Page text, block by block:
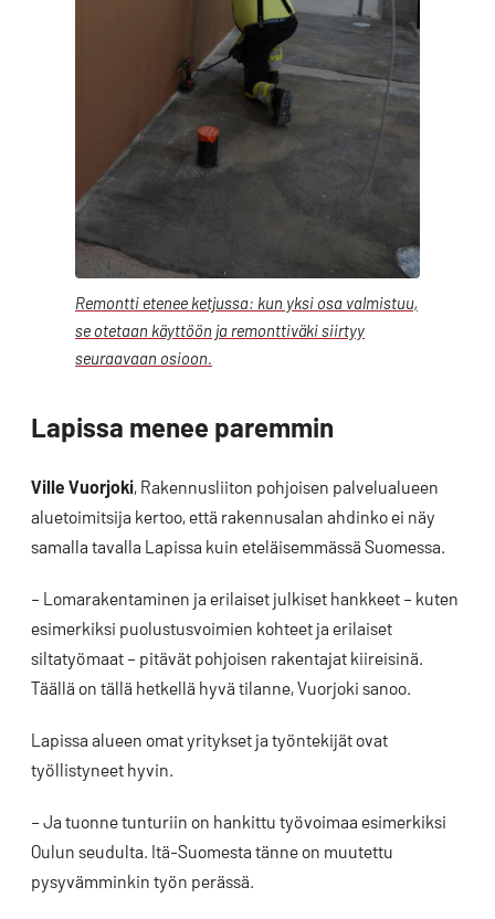
Remontti etenee ketjussa: kun yksi osa valmistuu,
se otetaan käyttöön ja remonttiväki siirtyy
seuraavaan osioon.
Lapissa menee paremmin
Ville Vuorjoki, Rakennusliiton pohjoisen palvelualueen
aluetoimitsija kertoo, että rakennusalan ahdinko ei näy
samalla tavalla Lapissa kuin eteläisemmässä Suomessa.
– Lomarakentaminen ja erilaiset julkiset hankkeet – kuten
esimerkiksi puolustusvoimien kohteet ja erilaiset
siltatyömaat – pitävät pohjoisen rakentajat kiireisinä.
Täällä on tällä hetkellä hyvä tilanne, Vuorjoki sanoo.
Lapissa alueen omat yritykset ja työntekijät ovat
työllistyneet hyvin.
– Ja tuonne tunturiin on hankittu työvoimaa esimerkiksi
Oulun seudulta. Itä-Suomesta tänne on muutettu
pysyvämminkin työn perässä.